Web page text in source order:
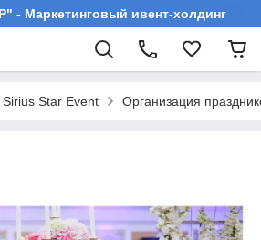
- Маркетинговый ивент-холдинг
Sirius Star Event Организация